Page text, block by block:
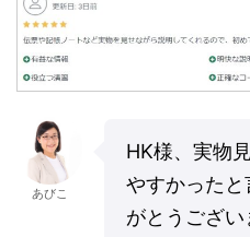
あびこ
HK様、実物
やすかったと
がとうござ